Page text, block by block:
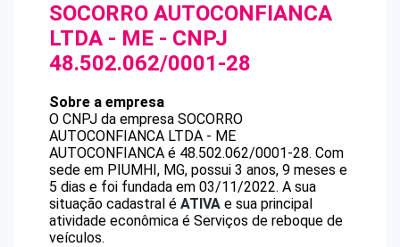
SOCORRO AUTOCONFIANCA
LTDA - ME - CNPJ
48.502.062/0001-28
Sobre a empresa
O CNPJ da empresa SOCORRO
AUTOCONFIANCA LTDA - ME
AUTOCONFIANCA é 48.502.062/0001-28. Com
sede em PIUMHI, MG, possui 3 anos, 9 meses e
5 dias e foi fundada em 03/11/2022. A sua
situação cadastral é ATIVA e sua principal
atividade econômica é Serviços de reboque de
veículos.